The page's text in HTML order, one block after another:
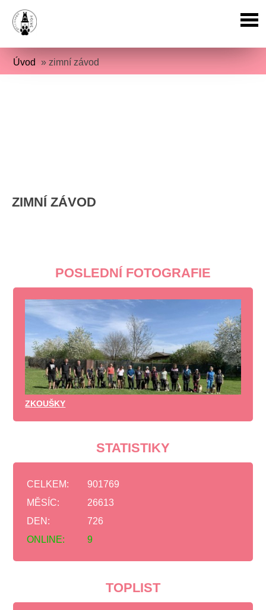
Úvod » zimní závod
ZIMNÍ ZÁVOD
POSLEDNÍ FOTOGRAFIE
ZKOUŠKY
STATISTIKY
ONLINE: 9
CELKEM:
901769
MĚSÍC:
26613
DEN:
726
TOPLIST